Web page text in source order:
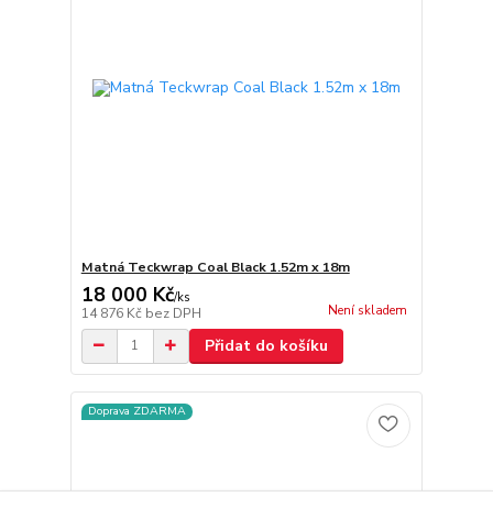
Matná Teckwrap Coal Black 1.52m x 18m
18 000 Kč/ks
14 876 Kč bez DPH Není skladem
Přidat do košíku
Doprava ZDARMA